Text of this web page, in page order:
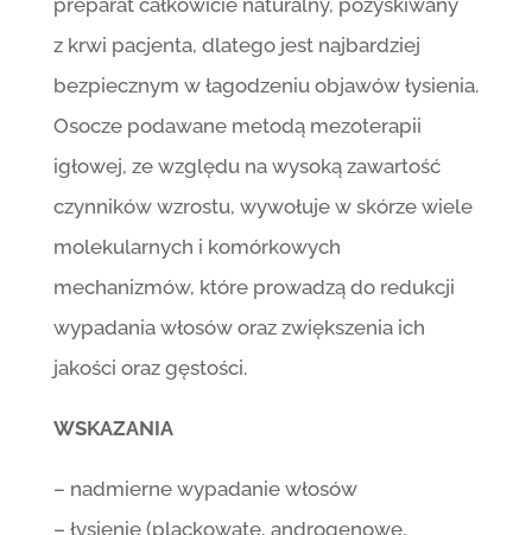
preparat całkowicie naturalny, pozyskiwany
z krwi pacjenta, dlatego jest najbardziej
bezpiecznym w łagodzeniu objawów łysienia.
Osocze podawane metodą mezoterapii
igłowej, ze względu na wysoką zawartość
czynników wzrostu, wywołuje w skórze wiele
molekularnych i komórkowych
mechanizmów, które prowadzą do redukcji
wypadania włosów oraz zwiększenia ich
jakości oraz gęstości.
WSKAZANIA
– nadmierne wypadanie włosów
– łysienie (plackowate, androgenowe,